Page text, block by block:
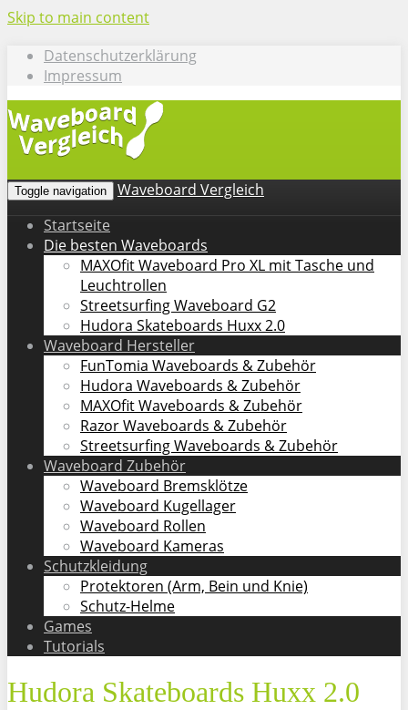
Skip to main content
Datenschutzerklärung
Impressum
Toggle navigation
Waveboard Vergleich
Startseite
Die besten Waveboards
MAXOfit Waveboard Pro XL mit Tasche und
Leuchtrollen
Streetsurfing Waveboard G2
Hudora Skateboards Huxx 2.0
Waveboard Hersteller
FunTomia Waveboards & Zubehör
Hudora Waveboards & Zubehör
MAXOfit Waveboards & Zubehör
Razor Waveboards & Zubehör
Streetsurfing Waveboards & Zubehör
Waveboard Zubehör
Waveboard Bremsklötze
Waveboard Kugellager
Waveboard Rollen
Waveboard Kameras
Schutzkleidung
Protektoren (Arm, Bein und Knie)
Schutz-Helme
Games
Tutorials
Hudora Skateboards Huxx 2.0